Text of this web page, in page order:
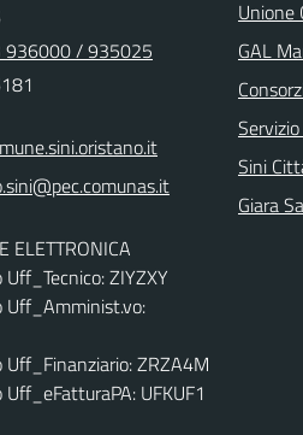
936000 / 935025
ELETTRONICA
ZIYZXY
Uff_Amminist.vo:
Uff_Finanziario: ZRZA4M
Uff_eFatturaPA: UFKUF1
Unione
GAL
Sini
Giara